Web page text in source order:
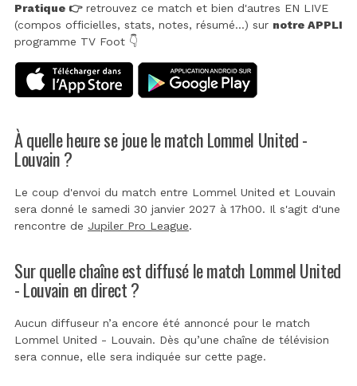
Pratique 👉retrouvez ce match et bien d'autres EN LIVE
(compos officielles, stats, notes, résumé...) sur notre APPLI
programme TV Foot 👇
À quelle heure se joue le match Lommel United -
Louvain ?
Le coup d'envoi du match entre Lommel United et Louvain
sera donné le samedi 30 janvier 2027 à 17h00. Il s'agit d'une
rencontre de Jupiler Pro League.
Sur quelle chaîne est diffusé le match Lommel United
- Louvain en direct ?
Aucun diffuseur n’a encore été annoncé pour le match
Lommel United - Louvain. Dès qu’une chaîne de télévision
sera connue, elle sera indiquée sur cette page.